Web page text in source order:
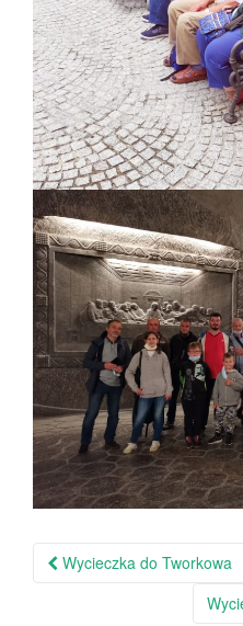
Nawigacja po
Wycieczka do Tworkowa